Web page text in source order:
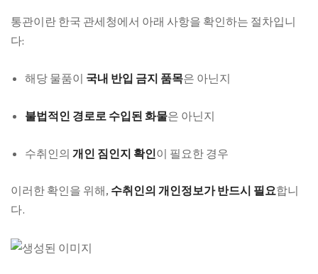
통관이란 한국 관세청에서 아래 사항을 확인하는 절차입니
다:
해당 물품이 국내 반입 금지 품목은 아닌지
불법적인 경로로 수입된 화물은 아닌지
수취인의 개인 짐인지 확인이 필요한 경우
이러한 확인을 위해, 수취인의 개인정보가 반드시 필요합니
다.